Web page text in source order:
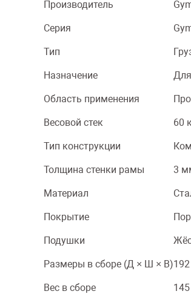
Производитель
Серия
Тип
Назначение
Область применения
Весовой стек 60
Тип конструкции
Толщина стенки рамы 3
Материал
Покрытие
Подушки
Размеры в сборе (Д × Ш × В)
Вес в сборе